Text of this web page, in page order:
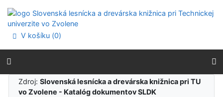
Prejsť na menu
Prehlásenie o webovej prístupnosti
V košíku (0)
Výsledky vyhľadávania
Zdroj:Slovenská lesnícka a drevárska knižnica pri TU
vo Zvolene - Katalóg dokumentov SLDK